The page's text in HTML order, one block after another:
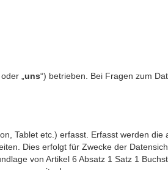
„ uns“) betrieben. Bei Fragen zum
Tablet etc.) erfasst. Erfasst werden die
Dies erfolgt für Zwecke der
von Artikel 6 Absatz 1 Satz 1